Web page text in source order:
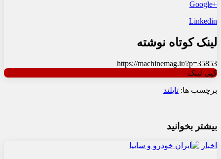
+Google
Linkedin
لینک کوتاه نوشته
https://machinemag.ir/?p=35853
کپی لینک
برچسب ها: تایلند
بیشتر بخوانید
اخبار